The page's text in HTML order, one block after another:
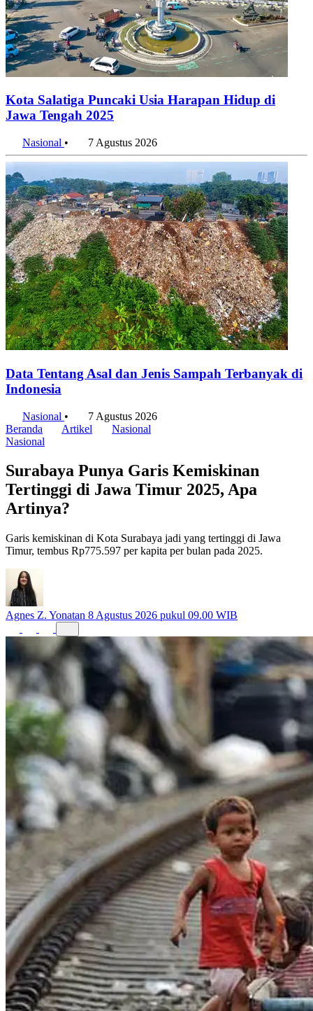
Kota Salatiga Puncaki Usia Harapan Hidup di
Jawa Tengah 2025
Nasional • 7 Agustus 2026
Data Tentang Asal dan Jenis Sampah Terbanyak di
Indonesia
Nasional •
7 Agustus 2026
Beranda
Artikel
Nasional
Nasional
Surabaya Punya Garis Kemiskinan
Tertinggi di Jawa Timur 2025, Apa
Artinya?
Garis kemiskinan di Kota Surabaya jadi yang tertinggi di Jawa
Timur, tembus Rp775.597 per kapita per bulan pada 2025.
Agnes Z. Yonatan 8 Agustus 2026 pukul 09.00 WIB